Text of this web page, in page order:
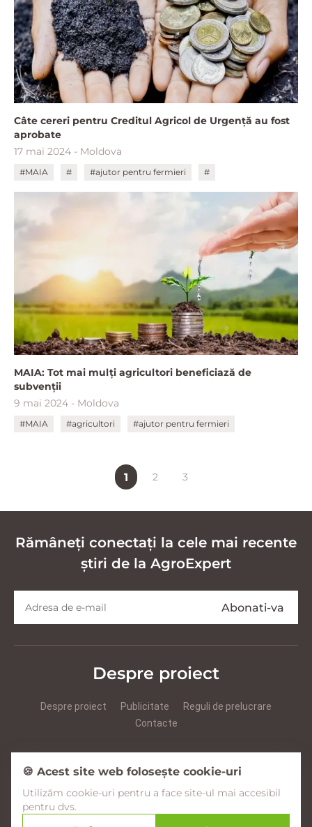
Câte cereri pentru Creditul Agricol de Urgență au fost
aprobate
17 mai 2024 - Moldova
#MAIA # #ajutor pentru fermieri #
MAIA: Tot mai mulți agricultori beneficiază de
subvenții
9 mai 2024 - Moldova
#MAIA #agricultori #ajutor pentru fermieri
1 2 3
Rămâneți conectați la cele mai recente
știri de la AgroExpert
Despre proiect
Despre proiect Publicitate
Reguli de prelucrare
Contacte
Facebook YouTube Instagram
🍪 Acest site web folosește cookie-uri
Utilizăm cookie-uri pentru a face site-ul mai accesibil
pentru dvs.